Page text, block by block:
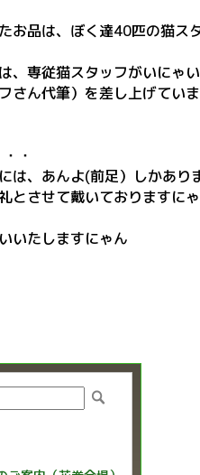
お品は、ぼく達40匹の猫ス
、専従猫スタッフがいにゃ
さん代筆）を差し上げてい
・
は、あんよ(前足）しかあり
とさせて戴いておりますにゃ
いたしますにゃん